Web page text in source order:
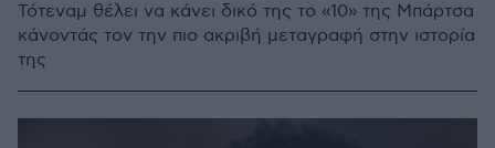
Τότεναμ θέλει να κάνει δικό της το «10» της Μπάρτσα
κάνοντάς τον την πιο ακριβή μεταγραφή στην ιστορία
της